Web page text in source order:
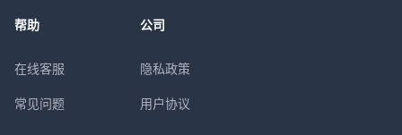
帮助
在线客服
常见问题
公司
隐私政策
用户协议